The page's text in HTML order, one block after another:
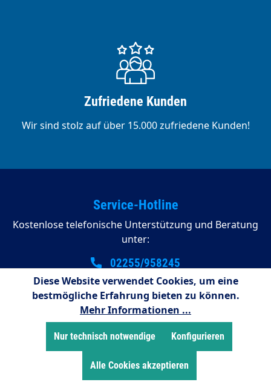
Zufriedene Kunden
Wir sind stolz auf über 15.000 zufriedene Kunden!
Service-Hotline
Kostenlose telefonische Unterstützung und Beratung
unter:
02255/958245
08:00 - 16:15 Uhr (Montags bis Donnerstag)
08:00 - 14:00 Uhr (Freitags)
Zahlungsarten
Diese Website verwendet Cookies, um eine
bestmögliche Erfahrung bieten zu können.
Mehr Informationen ...
Nur technisch notwendige Konfigurieren
Alle Cookies akzeptieren